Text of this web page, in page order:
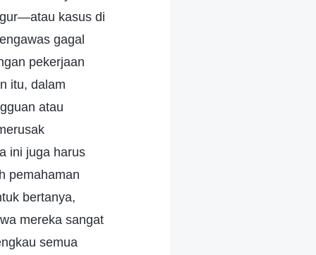
kasus di
gagal
pekerjaan
itu, dalam
atau
ini juga harus
pemahaman
bertanya,
mereka sangat
semua